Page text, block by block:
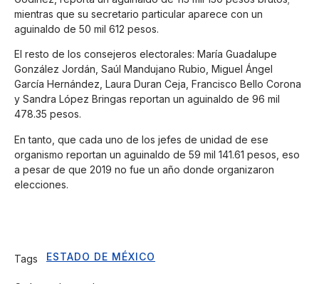
mientras que su secretario particular aparece con un
aguinaldo de 50 mil 612 pesos.
El resto de los consejeros electorales: María Guadalupe
González Jordán, Saúl Mandujano Rubio, Miguel Ángel
García Hernández, Laura Duran Ceja, Francisco Bello Corona
y Sandra López Bringas reportan un aguinaldo de 96 mil
478.35 pesos.
En tanto, que cada uno de los jefes de unidad de ese
organismo reportan un aguinaldo de 59 mil 141.61 pesos, eso
a pesar de que 2019 no fue un año donde organizaron
elecciones.
Tags ESTADO DE MÉXICO